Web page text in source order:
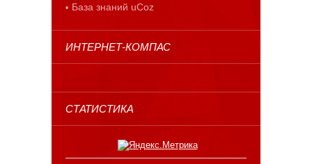
База знаний uCoz
ИНТЕРНЕТ-КОМПАС
СТАТИСТИКА